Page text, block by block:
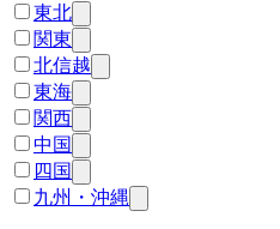
東北
関東
北信越
東海
関西
中国
四国
九州・沖縄